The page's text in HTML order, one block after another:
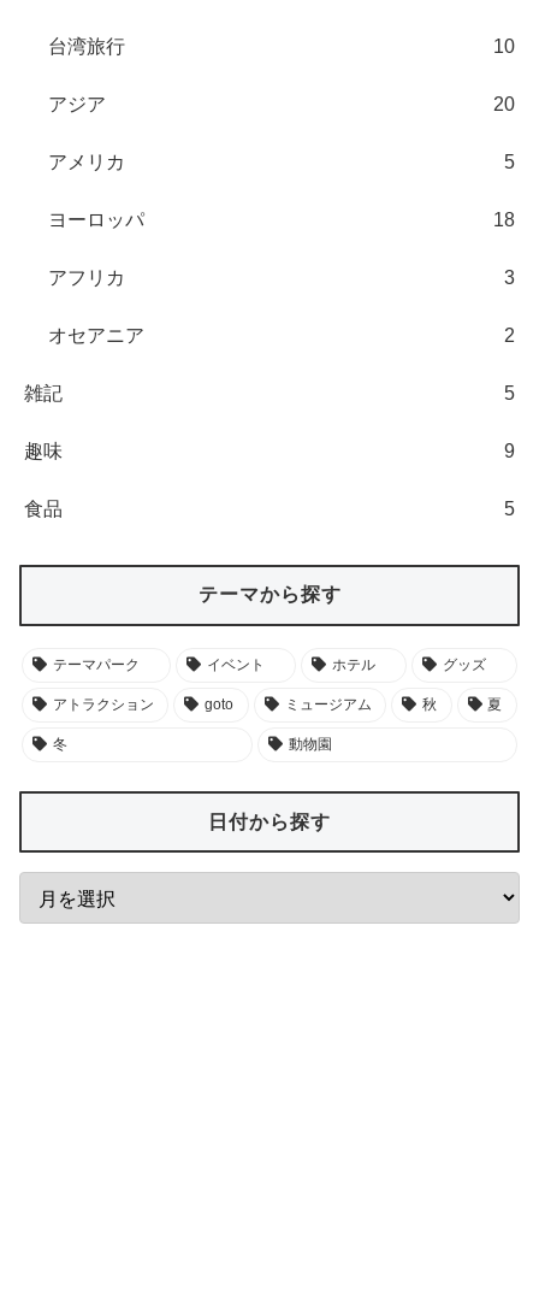
台湾旅行 10
アジア 20
アメリカ 5
ヨーロッパ 18
アフリカ 3
オセアニア 2
雑記 5
趣味 9
食品 5
テーマから探す
テーマパーク イベント ホテル グッズ
アトラクション goto ミュージアム 秋 夏
冬 動物園
日付から探す